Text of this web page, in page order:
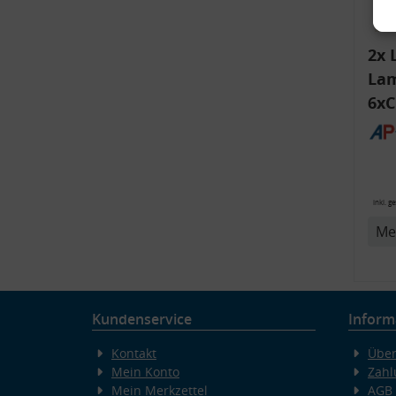
2x
inkl.
Kundenservice
Kontakt
Mein Konto
Mein Merkzettel
AGB